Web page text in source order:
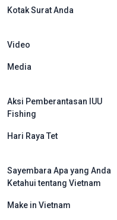
Kotak Surat Anda
Video
Media
Aksi Pemberantasan IUU
Fishing
Hari Raya Tet
Sayembara Apa yang Anda
Ketahui tentang Vietnam
Make in Vietnam